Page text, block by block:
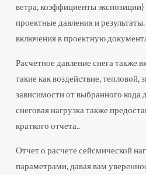
ветра, коэффициенты
проектные давления и
включения в проектную
Расчетное давление снега также
такие как воздействие, тепловой,
зависимости от выбранного кода
снеговая нагрузка также
краткого отчета..
Отчет о расчете сейсмической
параметрами, давая вам